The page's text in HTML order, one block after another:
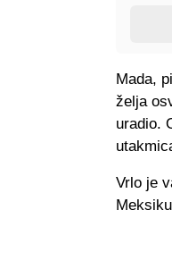
Mada,
želja
uradio.
Vrlo je